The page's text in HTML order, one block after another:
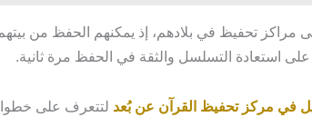
مراكز تحفيظ في بلادهم، إذ يمكنهم الحفظ من
استعادة التسلسل والثقة في الحفظ مرة ثانية.
في مركز تحفيظ القرآن عن بُعد لتتعرف على